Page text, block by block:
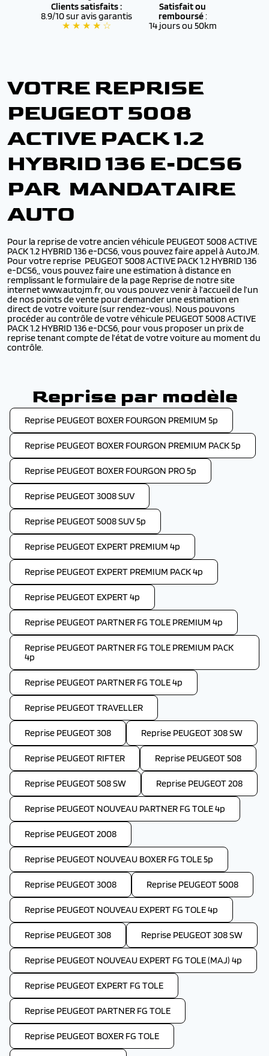
Clients satisfaits :
8.9/10 sur avis garantis
★ ★ ★ ★ ☆
Satisfait ou
remboursé:
14 jours ou 50km
VOTRE REPRISE
PEUGEOT 5008
ACTIVE PACK 1.2
HYBRID 136 E-DCS6
PAR MANDATAIRE
AUTO
Pour la reprise de votre ancien véhicule PEUGEOT 5008 ACTIVE
PACK 1.2 HYBRID 136 e-DCS6, vous pouvez faire appel à AutoJM.
Pour votre reprise PEUGEOT 5008 ACTIVE PACK 1.2 HYBRID 136
e-DCS6,, vous pouvez faire une estimation à distance en
remplissant le formulaire de la page Reprise de notre site
internet www.autojm.fr, ou vous pouvez venir à l’accueil de l’un
de nos points de vente pour demander une estimation en
direct de votre voiture (sur rendez-vous). Nous pouvons
procéder au contrôle de votre véhicule PEUGEOT 5008 ACTIVE
PACK 1.2 HYBRID 136 e-DCS6, pour vous proposer un prix de
reprise tenant compte de l’état de votre voiture au moment du
contrôle.
Reprise par modèle
Reprise PEUGEOT BOXER FOURGON PREMIUM 5p
Reprise PEUGEOT BOXER FOURGON PREMIUM PACK 5p
Reprise PEUGEOT BOXER FOURGON PRO 5p
Reprise PEUGEOT 3008 SUV
Reprise PEUGEOT 5008 SUV 5p
Reprise PEUGEOT EXPERT PREMIUM 4p
Reprise PEUGEOT EXPERT PREMIUM PACK 4p
Reprise PEUGEOT EXPERT 4p
Reprise PEUGEOT PARTNER FG TOLE PREMIUM 4p
Reprise PEUGEOT PARTNER FG TOLE PREMIUM PACK
4p
Reprise PEUGEOT PARTNER FG TOLE 4p
Reprise PEUGEOT TRAVELLER
Reprise PEUGEOT 308 Reprise PEUGEOT 308 SW
Reprise PEUGEOT RIFTER Reprise PEUGEOT 508
Reprise PEUGEOT 508 SW Reprise PEUGEOT 208
Reprise PEUGEOT NOUVEAU PARTNER FG TOLE 4p
Reprise PEUGEOT 2008
Reprise PEUGEOT NOUVEAU BOXER FG TOLE 5p
Reprise PEUGEOT 3008 Reprise PEUGEOT 5008
Reprise PEUGEOT NOUVEAU EXPERT FG TOLE 4p
Reprise PEUGEOT 308 Reprise PEUGEOT 308 SW
Reprise PEUGEOT NOUVEAU EXPERT FG TOLE (MAJ) 4p
Reprise PEUGEOT EXPERT FG TOLE
Reprise PEUGEOT PARTNER FG TOLE
Reprise PEUGEOT BOXER FG TOLE